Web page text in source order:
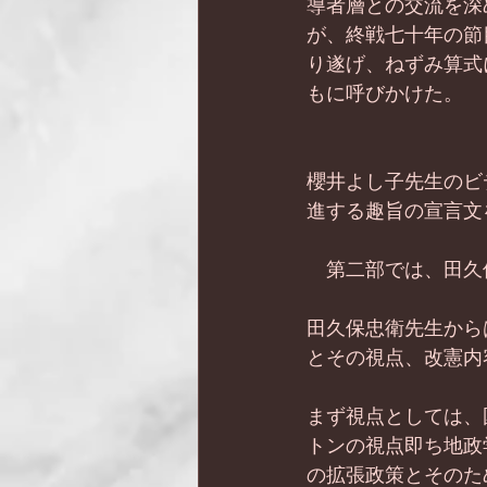
が、終戦七十年の
り遂げ、ねずみ算
もに呼びかけた。
櫻井よし子先生の
進する趣旨の宣言
第二部では、田久
田久保忠衛先生か
とその視点、改憲
まず視点としては
トンの視点即ち地
の拡張政策とその